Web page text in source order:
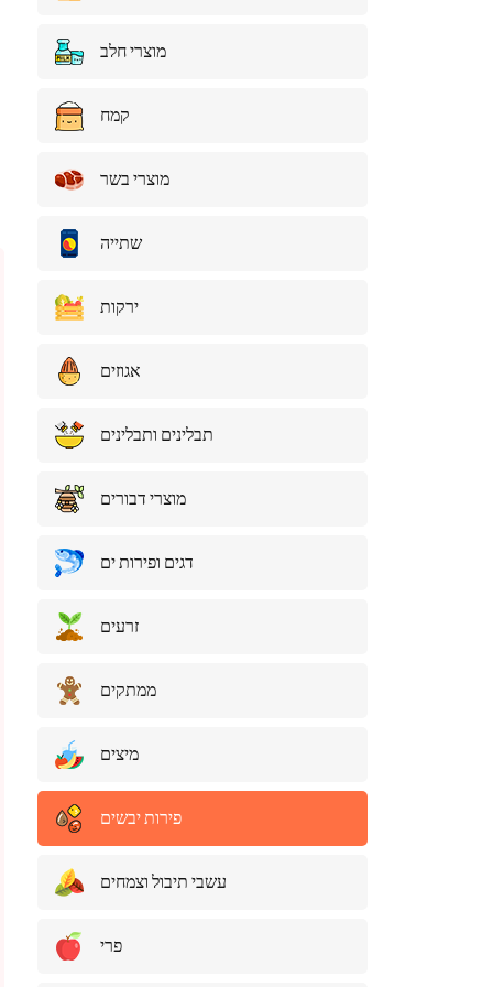
מוצרי חלב
קמח
מוצרי בשר
שתייה
ירקות
אגוזים
תבלינים ותבלינים
מוצרי דבורים
דגים ופירות ים
זרעים
ממתקים
מיצים
פירות יבשים
עשבי תיבול וצמחים
פרי